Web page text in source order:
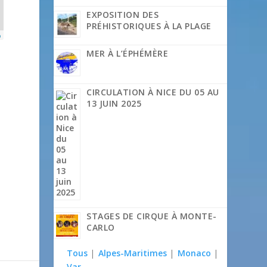
EXPOSITION DES
PRÉHISTORIQUES À LA PLAGE
MER À L’ÉPHÉMÈRE
CIRCULATION À NICE DU 05 AU
13 JUIN 2025
STAGES DE CIRQUE À MONTE-
CARLO
Tous | Alpes-Maritimes | Monaco |